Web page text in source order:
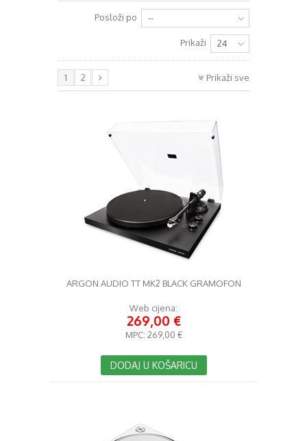
+
+
+
MIKROFONI
+
GITARE
KONTAKT
Posloži po --
Prikaži 24
Prikaži sve
1 2
ARGON AUDIO TT MK2 BLACK GRAMOFON
Web cijena:
269,00 €
MPC: 269,00 €
DODAJ U KOŠARICU